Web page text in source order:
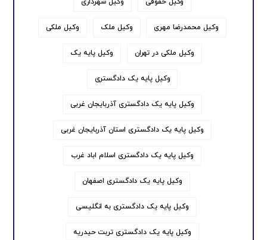
وکیل حقوقی وکیل شهرداری
وکیل محمدرضا مهری وکیل ملک وکیل ملکی
وکیل ملکی در تهران وکیل پایه یک
وکیل پایه یک دادگستری
وکیل پایه یک دادگستری آذربایجان غربی
وکیل پایه یک دادگستری استان آذربایجان غربی
وکیل پایه یک دادگستری اسلام اباد غرب
وکیل پایه یک دادگستری اصفهان
وکیل پایه یک دادگستری به انگلیسی
وکیل پایه یک دادگستری تربت حیدریه